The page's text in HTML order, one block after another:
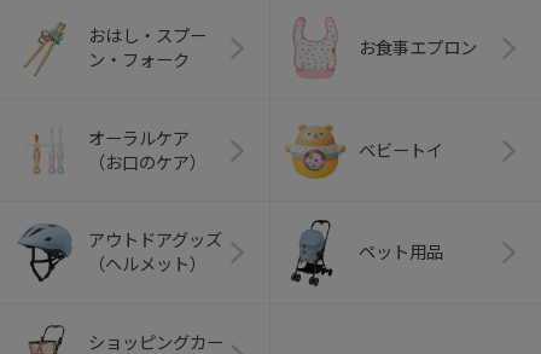
おはし・スプー
ン・フォーク
お食事エプロン
オーラルケア
（お口のケア）
ベビートイ
アウトドアグッズ
（ヘルメット）
ペット用品
ショッピングカー